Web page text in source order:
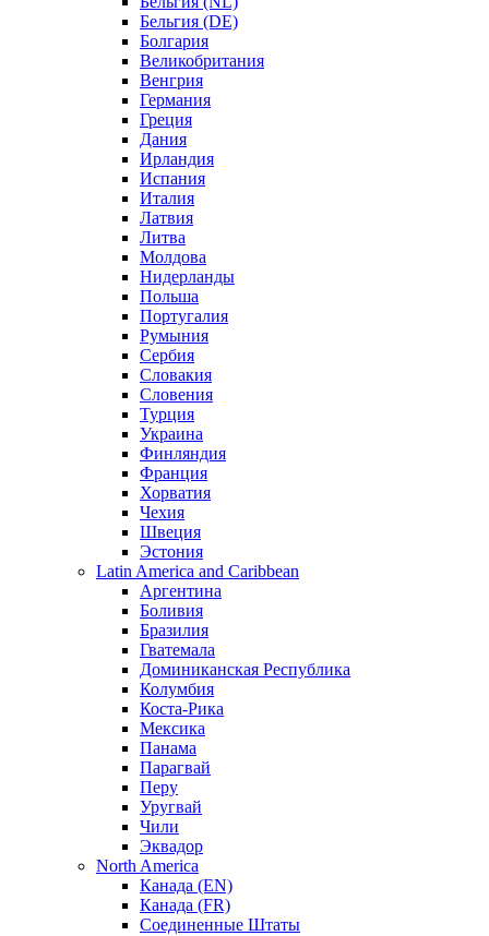
Бельгия (DE)
Болгария
Великобритания
Венгрия
Германия
Греция
Дания
Ирландия
Испания
Италия
Латвия
Литва
Молдова
Нидерланды
Польша
Португалия
Румыния
Сербия
Словакия
Словения
Турция
Украина
Финляндия
Франция
Хорватия
Чехия
Швеция
Эстония
Latin America and Caribbean
Аргентина
Боливия
Бразилия
Гватемала
Доминиканская Республика
Колумбия
Коста-Рика
Мексика
Панама
Парагвай
Перу
Уругвай
Чили
Эквадор
North America
Канада (EN)
Канада (FR)
Соединенные Штаты